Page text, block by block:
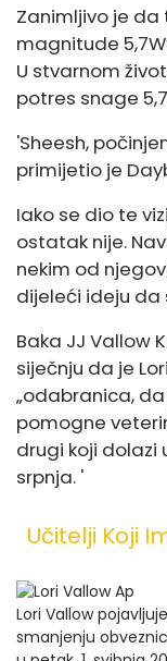
Zanimljivo je da
magnitude 5,7
U stvarnom
potres snage
'Sheesh,
primijetio je
Iako se dio te
ostatak nije.
nekim od
dijeleći ideju da
Baka JJ Vallow
siječnju da je
„odabranica,
pomogne
drugi koji dolazi
srpnja. '
Učitelji Koji
Lori Vallow
smanjenju